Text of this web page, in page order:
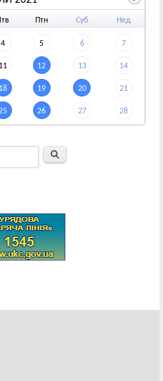
в Птн Суб Нед
4 5 6 7
11 12 13 14
18 19 20 21
26 27 28